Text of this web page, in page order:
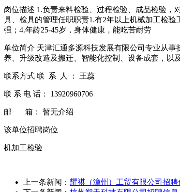
岗位描述 1.负责来料检验、过程检验、成品检验
具、检具的管理任职职责1.有2年以上机械加工检
强；4.年龄25-45岁，身体健康，能吃苦耐劳
单位简介 天津汇通多源科技发展有限公司专业从
养、升级改造及搬迁、智能化控制、设备成套，以
联系方式 联 系 人 ： 王蕊
联 系 电 话： 13920960706
邮 箱： 暂无介绍
该单位招聘岗位
机加工检验
上一条新闻： 耀祺（漳州）工贸有限公司招聘